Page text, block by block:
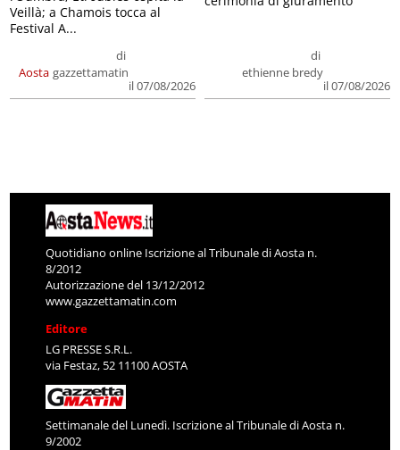
Aosta
di
gazzettamatin
il 07/08/2026
Veillà; a Chamois tocca al
Festival A...
di
ethienne bredy
il 07/08/2026
Quotidiano online Iscrizione al Tribunale di Aosta n.
8/2012
Autorizzazione del 13/12/2012
www.gazzettamatin.com
Editore
LG PRESSE S.R.L.
via Festaz, 52 11100 AOSTA
Settimanale del Lunedì. Iscrizione al Tribunale di Aosta n.
9/2002